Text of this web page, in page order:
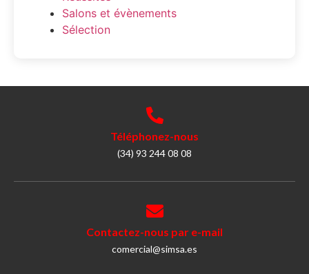
Salons et évènements
Sélection
Téléphonez-nous
(34) 93 244 08 08
Contactez-nous par e-mail
comercial@simsa.es